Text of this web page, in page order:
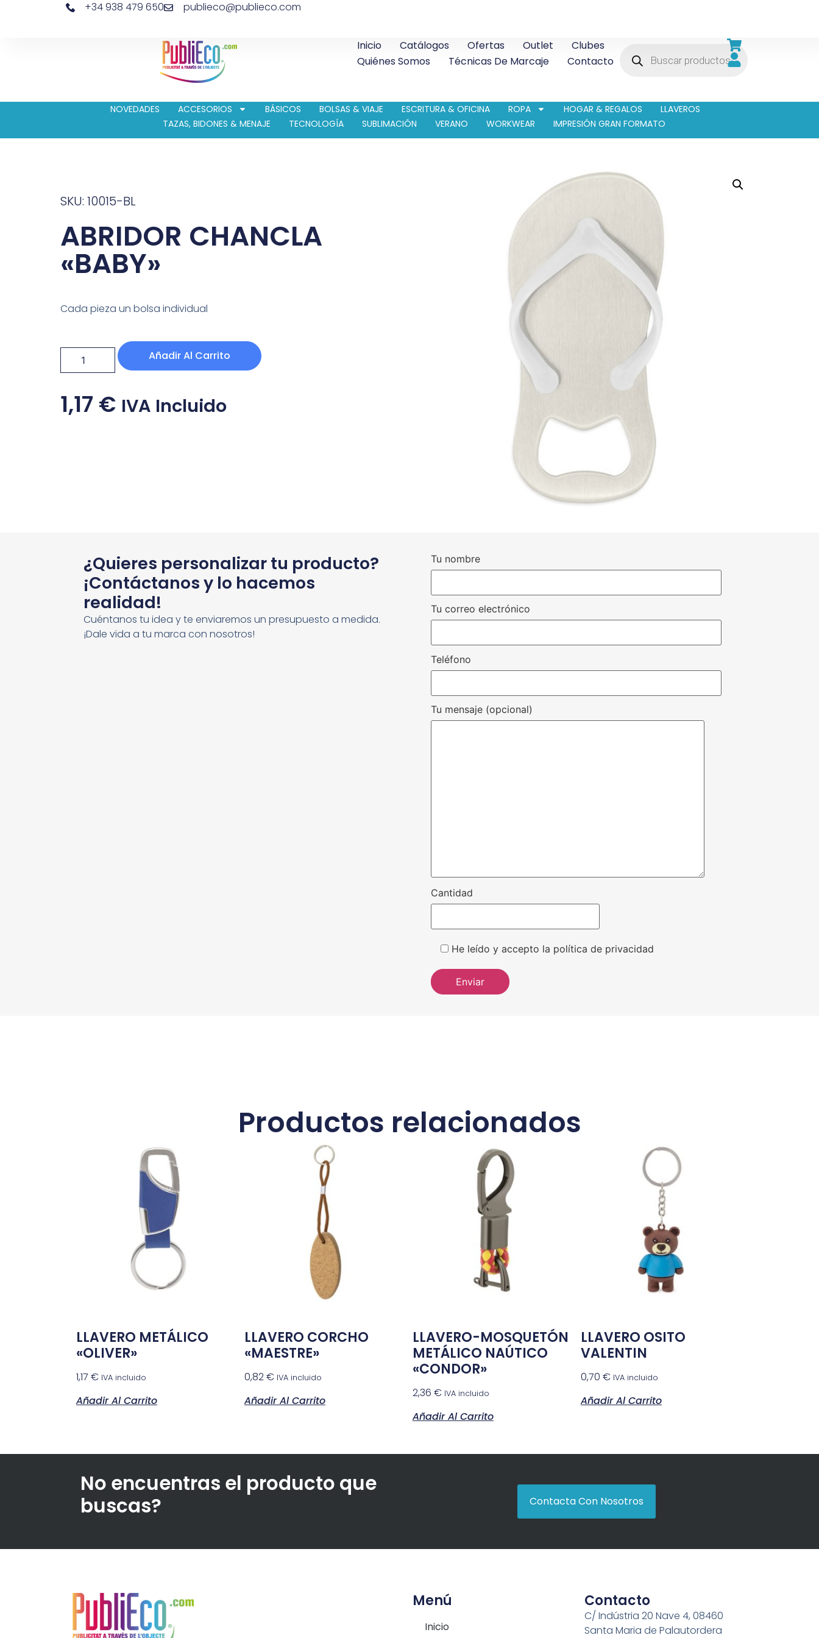
+34 938 479 650 publieco@publieco.com
Inicio Catálogos Ofertas Outlet
Clubes
Quiénes Somos
Técnicas De Marcaje Contacto
NOVEDADES ACCESORIOS BÁSICOS BOLSAS & VIAJE ESCRITURA & OFICINA ROPA HOGAR & REGALOS
LLAVEROS
TAZAS, BIDONES & MENAJE
TECNOLOGÍA SUBLIMACIÓN VERANO WORKWEAR IMPRESIÓN GRAN FORMATO
SKU: 10015-BL
ABRIDOR CHANCLA
«BABY»
Cada pieza un bolsa individual
Añadir Al Carrito
1,17 € IVA Incluido
¿Quieres personalizar tu producto?
¡Contáctanos y lo hacemos
realidad!
Cuéntanos tu idea y te enviaremos un presupuesto a medida.
¡Dale vida a tu marca con nosotros!
Tu nombre
Tu correo electrónico
Teléfono
Tu mensaje (opcional)
Cantidad
He leído y accepto la política de privacidad
Productos relacionados
LLAVERO METÁLICO
«OLIVER»
1,17 € IVA incluido
Añadir Al Carrito
LLAVERO CORCHO
«MAESTRE»
0,82€ IVA incluido
Añadir Al Carrito
LLAVERO-MOSQUETÓN
METÁLICO NAÚTICO
«CONDOR»
2,36 € IVA incluido
Añadir Al Carrito
LLAVERO OSITO
VALENTIN
0,70 € IVA incluido
Añadir Al Carrito
No encuentras el producto que
buscas?
Contacta Con Nosotros
Menú
Inicio
Contacto
C/ Indústria 20 Nave 4, 08460
Santa Maria de Palautordera